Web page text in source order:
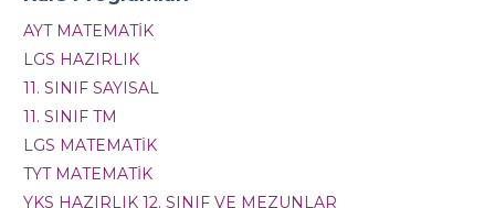
AYT MATEMATİK
LGS HAZIRLIK
11. SINIF SAYISAL
11. SINIF TM
LGS MATEMATİK
TYT MATEMATİK
YKS HAZIRLIK 12. SINIF VE MEZUNLAR